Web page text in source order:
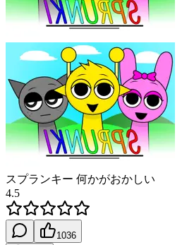
スプランキー 何かがおかしい
4.5
1036